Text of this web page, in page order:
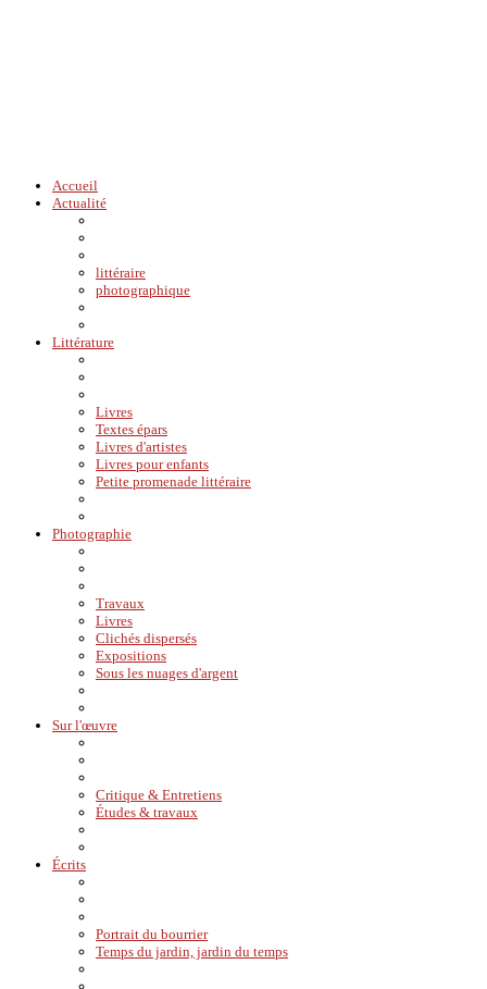
Accueil
Actualité
littéraire
photographique
Littérature
Livres
Textes épars
Livres d'artistes
Livres pour enfants
Petite promenade littéraire
Photographie
Travaux
Livres
Clichés dispersés
Expositions
Sous les nuages d'argent
Sur l'œuvre
Critique & Entretiens
Études & travaux
Écrits
Portrait du bourrier
Temps du jardin, jardin du temps